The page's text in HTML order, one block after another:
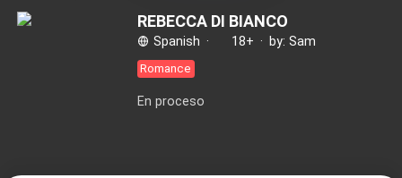
REBECCA DI BIANCO
Spanish · 18+ · by: Sam
Romance
En proceso